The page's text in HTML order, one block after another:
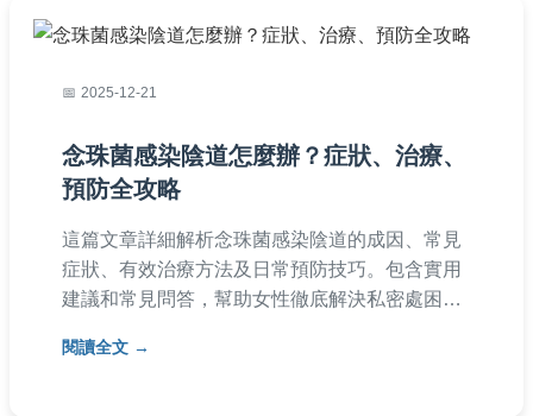
2025-12-21
念珠菌感染陰道怎麼辦？症狀、治療、
預防全攻略
這篇文章詳細解析念珠菌感染陰道的成因、常見
症狀、有效治療方法及日常預防技巧。包含實用
建議和常見問答，幫助女性徹底解決私密處困
真實案例和專業知識，讓你不再害怕念珠菌感染
閱讀全文